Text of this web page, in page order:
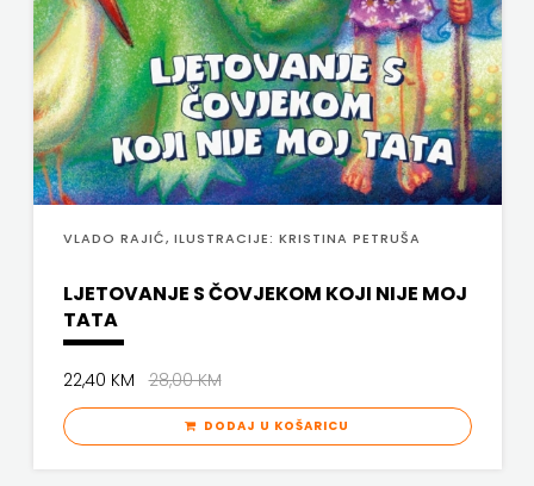
j.d.o.o.
SONJA
ŠKOBIĆ
STEP
BY
STILUS
ŠARENI
VLADO RAJIĆ, ILUSTRACIJE: KRISTINA PETRUŠA
LJETOVANJE S ČOVJEKOM KOJI NIJE MOJ
TATA
22,40 KM28,00 KM
DODAJ U KOŠARICU